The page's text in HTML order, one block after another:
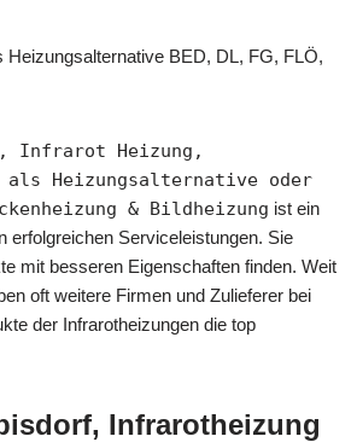
Heizungsalternative BED, DL, FG, FLÖ,
Infrarot Heizung,
Heizungsalternative oder
& Bildheizung ist ein
erfolgreichen Serviceleistungen. Sie
mit besseren Eigenschaften finden. Weit
oft weitere Firmen und Zulieferer bei
der Infrarotheizungen die top
Infrarotheizung